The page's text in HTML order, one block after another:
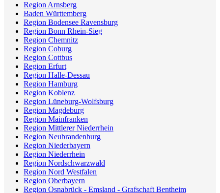
Region Arnsberg
Baden Württemberg
Region Bodensee Ravensburg
Region Bonn Rhein-Sieg
Region Chemnitz
Region Coburg
Region Cottbus
Region Erfurt
Region Halle-Dessau
Region Hamburg
Region Koblenz
Region Lüneburg-Wolfsburg
Region Magdeburg
Region Mainfranken
Region Mittlerer Niederrhein
Region Neubrandenburg
Region Niederbayern
Region Niederrhein
Region Nordschwarzwald
Region Nord Westfalen
Region Oberbayern
Region Osnabrück - Emsland - Grafschaft Bentheim